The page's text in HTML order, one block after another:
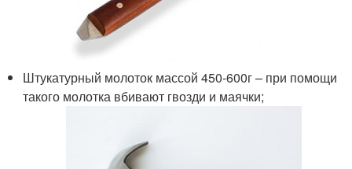
Штукатурный молоток массой 450-600г – при помощи
такого молотка вбивают гвозди и маячки;